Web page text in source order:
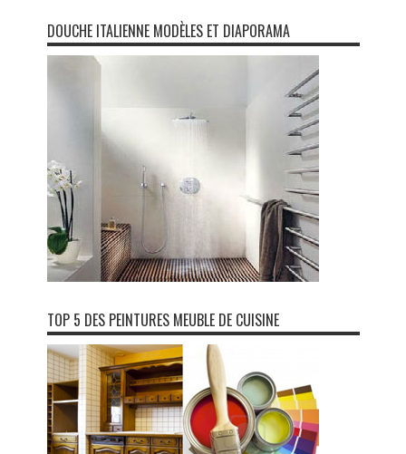
DOUCHE ITALIENNE MODÈLES ET DIAPORAMA
TOP 5 DES PEINTURES MEUBLE DE CUISINE